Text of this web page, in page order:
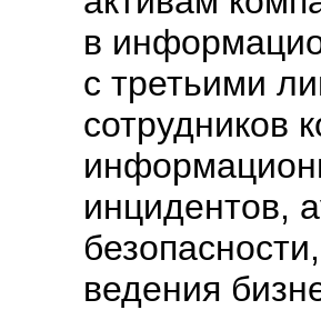
в
с третьими
сотрудников
инцидентов,
ведения